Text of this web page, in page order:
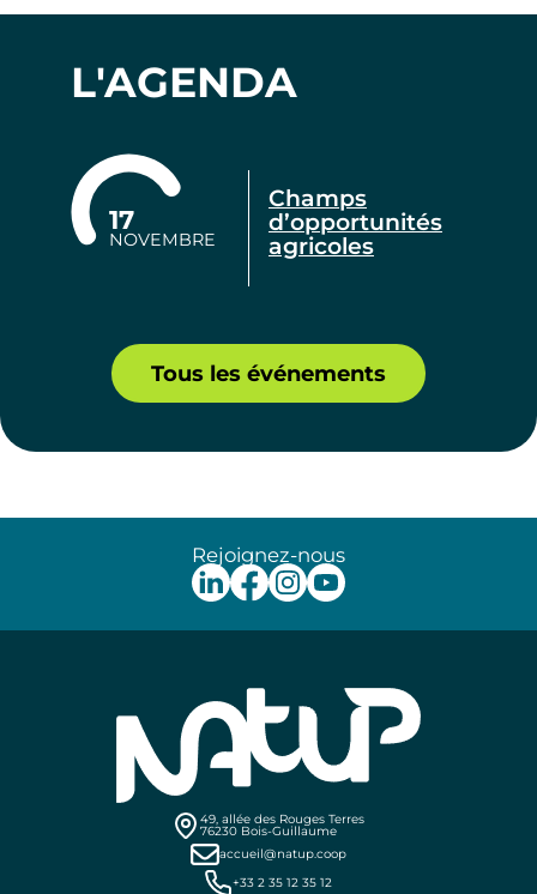
L'AGENDA
17
NOVEMBRE
Champs
d’opportunités
agricoles
Tous les événements
Rejoignez-nous
49, allée des Rouges Terres
76230 Bois-Guillaume
accueil@natup.coop
+33 2 35 12 35 12